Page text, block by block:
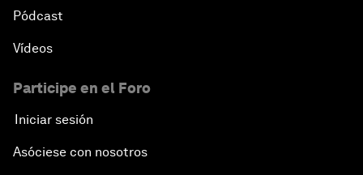
Pódcast
Vídeos
Participe en el Foro
Iniciar sesión
Asóciese con nosotros